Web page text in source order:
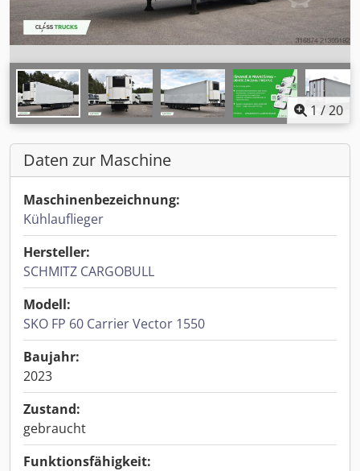
1/20
Daten zur Maschine
Maschinenbezeichnung:
Kühlauflieger
Hersteller:
SCHMITZ CARGOBULL
Modell:
SKO FP 60 Carrier Vector 1550
Baujahr:
2023
Zustand:
gebraucht
Funktionsfähigkeit: